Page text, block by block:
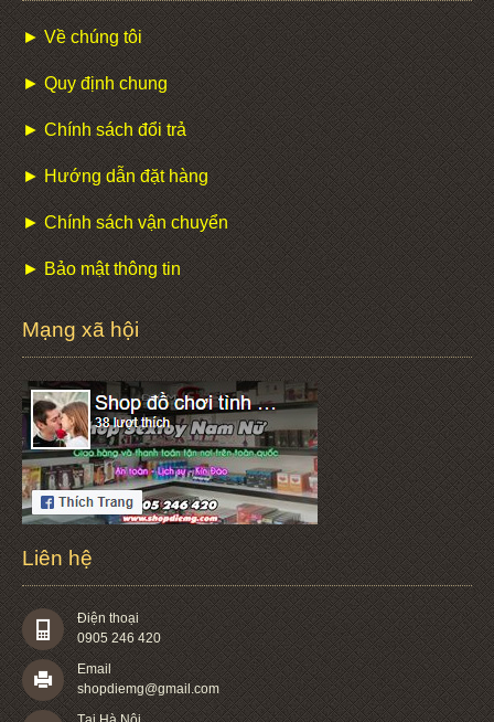
► Về chúng tôi
► Quy định chung
► Chính sách đổi trả
► Hướng dẫn đặt hàng
► Chính sách vận chuyển
► Bảo mật thông tin
Mạng xã hội
Liên hệ
Điện thoại
0905 246 420
Email
shopdiemg@gmail.com